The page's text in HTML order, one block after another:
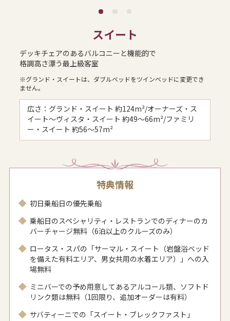
スイート
デッキチェアのあるバルコニーと機能的で
格調高さ漂う最上級客室
※グランド・スイートは、ダブルベッドをツインベッドに変更でき
ません。
広さ：グランド・スイート 約124m²/オーナーズ・ス
イート〜ヴィスタ・スイート 約49〜66m²/ファミリ
ー・スイート 約56〜57m²
特典情報
初日乗船日の優先乗船
乗船日のスペシャリティ・レストランでのディナーのカ
バーチャージ無料（6泊以上のクルーズのみ）
ロータス・スパの「サーマル・スイート（岩盤浴ベッド
を備えた有料エリア、男女共用の水着エリア）」への入
場無料
ミニバーでの予め用意してあるアルコール類、ソフトド
リンク類は無料（1回限り、追加オーダーは有料）
サバティーニでの「スイート・ブレックファスト」